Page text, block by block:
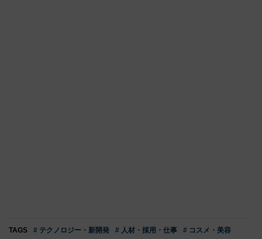
TAGS # テクノロジー・新開発 # 人材・採用・仕事
# コスメ・美容